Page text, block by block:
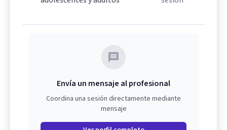
Envía un mensaje al profesional
Coordina una sesión directamente mediante
mensaje